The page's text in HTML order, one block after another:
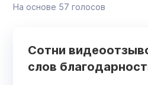
На основе 57 голосов
Сотни
слов